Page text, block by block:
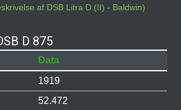
af DSB Litra D (II) - Baldwin)
D 875
Data
1919
52.472